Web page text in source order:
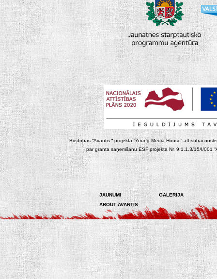
Biedrības “Avantis “ projekta “Young Media House” attīstībai
par granta saņemšanu ESF projekta Nr. 9.1.1.3/15/I/001
JAUNUMI
GALERIJA
ABOUT AVANTIS